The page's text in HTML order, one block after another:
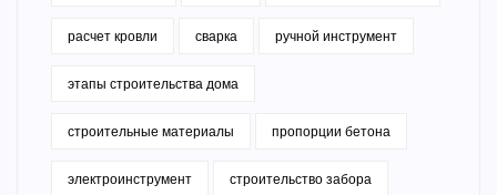
расчет кровли сварка ручной инструмент
этапы строительства дома
строительные материалы пропорции бетона
электроинструмент строительство забора